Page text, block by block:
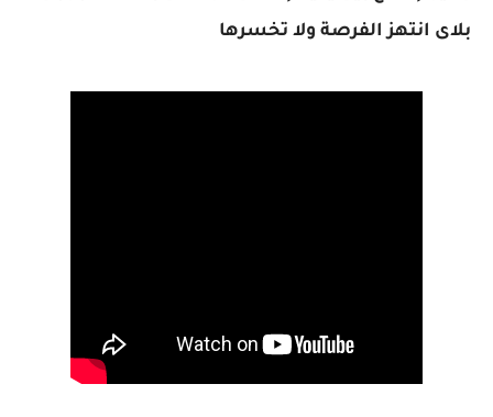
بلاى انتهز الفرصة ولا تخسرها